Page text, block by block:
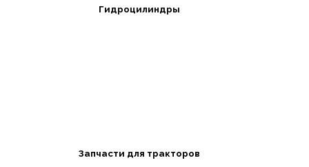
Гидроцилиндры
Запчасти для тракторов